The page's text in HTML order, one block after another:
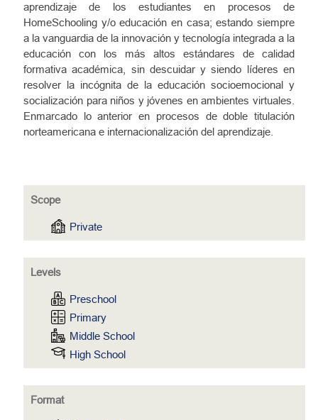
aprendizaje de los estudiantes en procesos de
HomeSchooling y/o educación en casa; estando siempre
a la vanguardia de la innovación y tecnología integrada a la
educación con los más altos estándares de calidad
formativa académica, sin descuidar y siendo líderes en
resolver la incógnita de la educación socioemocional y
socialización para niños y jóvenes en ambientes virtuales.
Enmarcado lo anterior en procesos de doble titulación
norteamericana e internacionalización del aprendizaje.
Scope
Private
Levels
Preschool
Primary
Middle School
High School
Format